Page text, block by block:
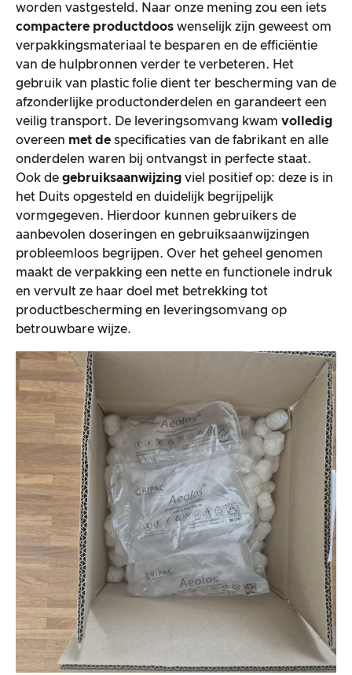
worden vastgesteld. Naar onze mening zou een iets
compactere productdoos wenselijk zijn geweest om
verpakkingsmateriaal te besparen en de efficiëntie
van de hulpbronnen verder te verbeteren. Het
gebruik van plastic folie dient ter bescherming van de
afzonderlijke productonderdelen en garandeert een
veilig transport. De leveringsomvang kwam volledig
overeen met de specificaties van de fabrikant en alle
onderdelen waren bij ontvangst in perfecte staat.
Ook de gebruiksaanwijzing viel positief op: deze is in
het Duits opgesteld en duidelijk begrijpelijk
vormgegeven. Hierdoor kunnen gebruikers de
aanbevolen doseringen en gebruiksaanwijzingen
probleemloos begrijpen. Over het geheel genomen
maakt de verpakking een nette en functionele indruk
en vervult ze haar doel met betrekking tot
productbescherming en leveringsomvang op
betrouwbare wijze.